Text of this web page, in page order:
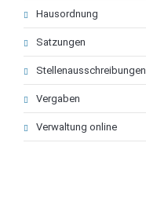
Hausordnung
Satzungen
Stellenausschreibungen
Vergaben
Verwaltung online